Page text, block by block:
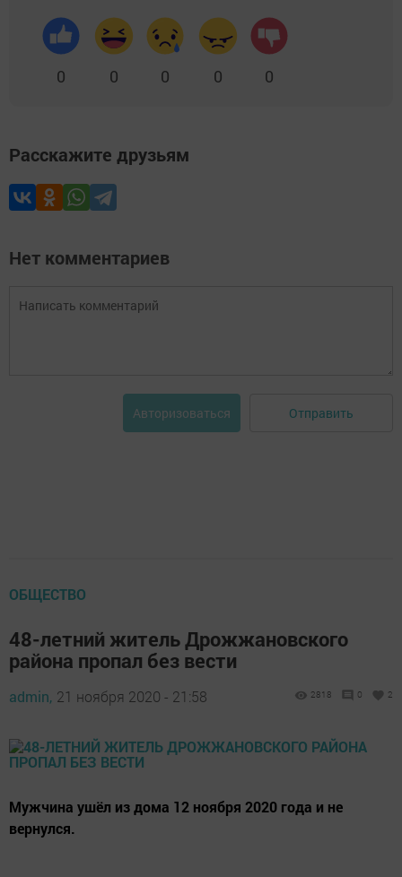
0 0 0 0 0
Расскажите друзьям
Нет комментариев
Авторизоваться Отправить
ОБЩЕСТВО
48-летний житель Дрожжановского
района пропал без вести
admin, 21 ноября 2020 - 21:58 2818 0 2
Мужчина ушёл из дома 12 ноября 2020 года и не
вернулся.